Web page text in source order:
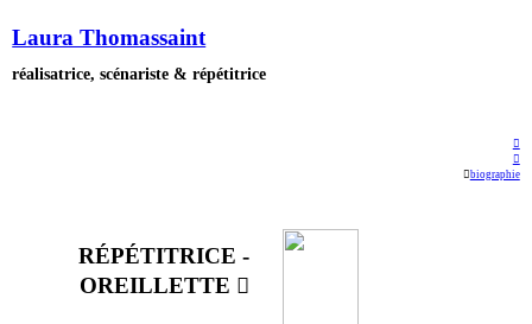
Laura Thomassaint
réalisatrice, scénariste & répétitrice
︎
︎
︎biographie
RÉPÉTITRICE -
OREILLETTE ︎